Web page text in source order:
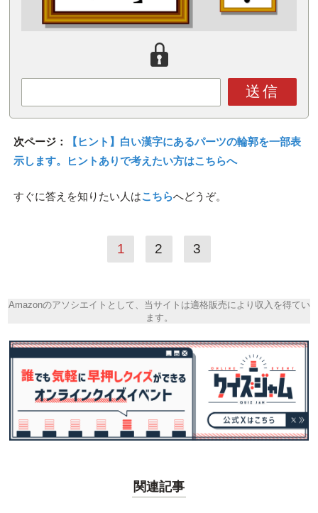
送信
次ページ：
【ヒント】白い漢字にあるパーツの輪郭を一部表
示します。ヒントありで考えたい方はこちらへ
すぐに答えを知りたい人はこちらへどうぞ。
1 2 3
Amazonのアソシエイトとして、当サイトは適格販売により収入を得てい
ます。
関連記事